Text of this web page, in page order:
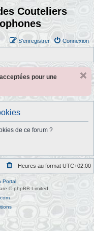
Couteliers
Connexion
S’enregistrer
pour une
de ce forum ?
Heures au format UTC+02:00
Portal
© phpBB Limited